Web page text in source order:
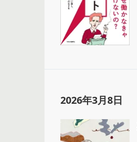
2026年3月8日